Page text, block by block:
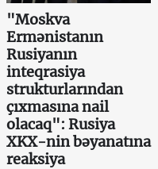
"Moskva
Ermənistanın
Rusiyanın
inteqrasiya
strukturlarından
çıxmasına nail
olacaq": Rusiya
XKX-nin bəyanatına
reaksiya